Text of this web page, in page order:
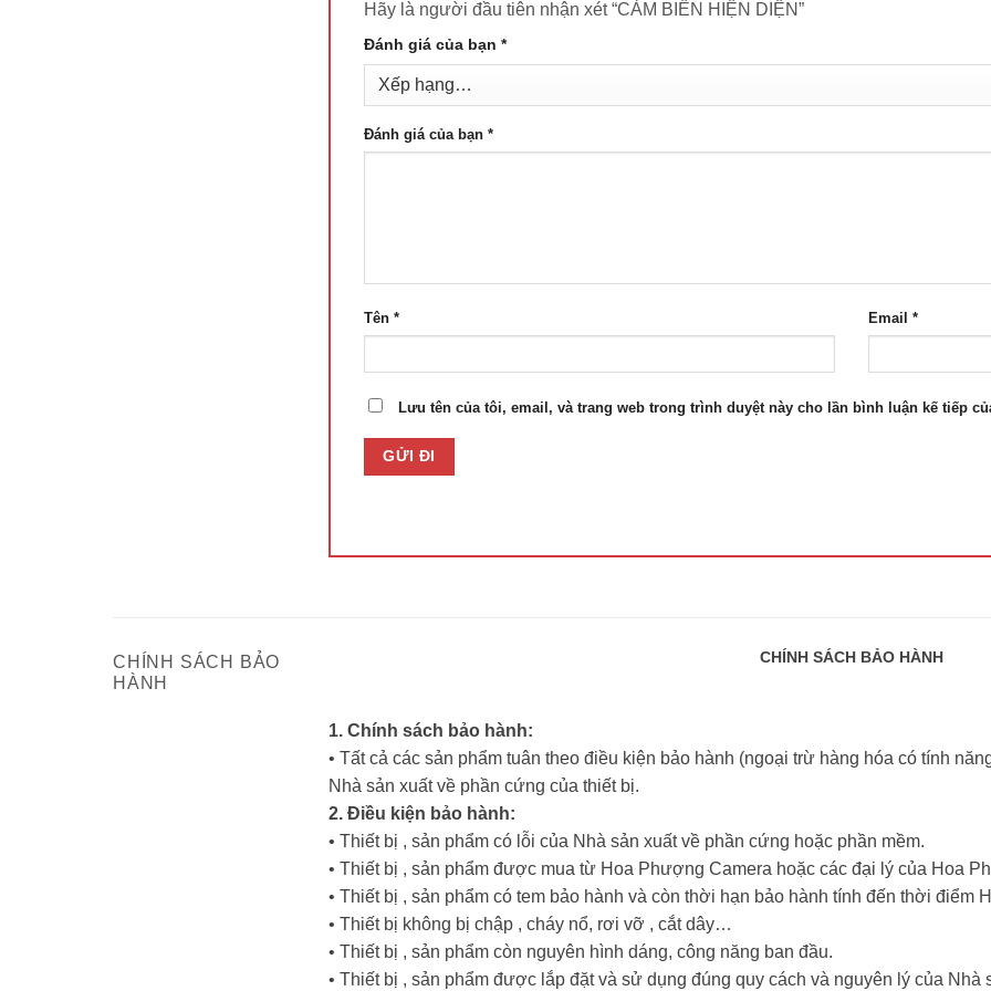
Hãy là người đầu tiên nhận xét “CẢM BIẾN HIỆN DIỆN”
Đánh giá của bạn *
Đánh giá của bạn *
Tên * Email *
Lưu tên của tôi, email, và trang web trong trình duyệt này cho lần bình luận kế tiếp
CHÍNH SÁCH BẢO
HÀNH
CHÍNH SÁCH BẢO HÀNH
1. Chính sách bảo hành:
• Tất cả các sản phẩm tuân theo điều kiện bảo hành (ngoại trừ hàng hóa có tính
Nhà sản xuất về phần cứng của thiết bị.
2. Điều kiện bảo hành:
• Thiết bị , sản phẩm có lỗi của Nhà sản xuất về phần cứng hoặc phần mềm.
• Thiết bị , sản phẩm được mua từ Hoa Phượng Camera hoặc các đại lý của Hoa
• Thiết bị , sản phẩm có tem bảo hành và còn thời hạn bảo hành tính đến thời điểm
• Thiết bị không bị chập , cháy nổ, rơi vỡ , cắt dây…
• Thiết bị , sản phẩm còn nguyên hình dáng, công năng ban đầu.
• Thiết bị , sản phẩm được lắp đặt và sử dụng đúng quy cách và nguyên lý của Nhà